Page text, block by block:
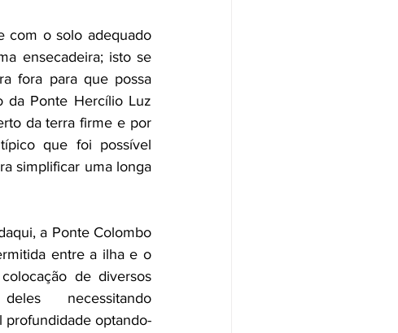
com o solo adequado
ensecadeira; isto se
fora para que possa
da Ponte Hercílio Luz
da terra firme e por
que foi possível
simplificar uma longa
a Ponte Colombo
entre a ilha e o
de diversos
necessitando
profundidade optando-